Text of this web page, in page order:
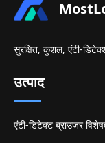
सुरक्षित, कुशल, एंटी-
उत्पाद
एंटी-डिटेक्ट ब्राउज़र